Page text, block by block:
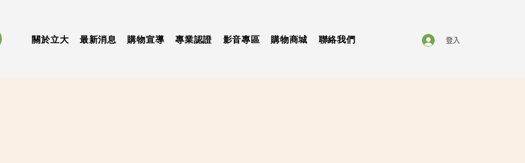
登入
關於立大 最新消息 購物宣導 專業認證 影音專區 購物商城 聯絡我們